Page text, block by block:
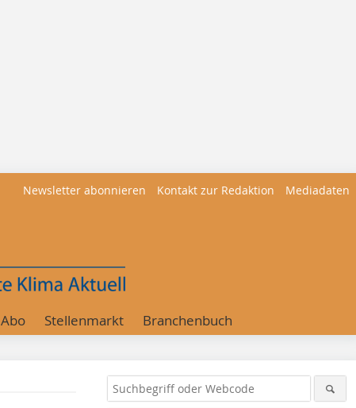
Newsletter abonnieren Kontakt zur Redaktion Mediadaten
Abo Stellenmarkt Branchenbuch